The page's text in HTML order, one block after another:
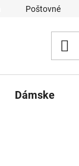
Poštovné
Dámske